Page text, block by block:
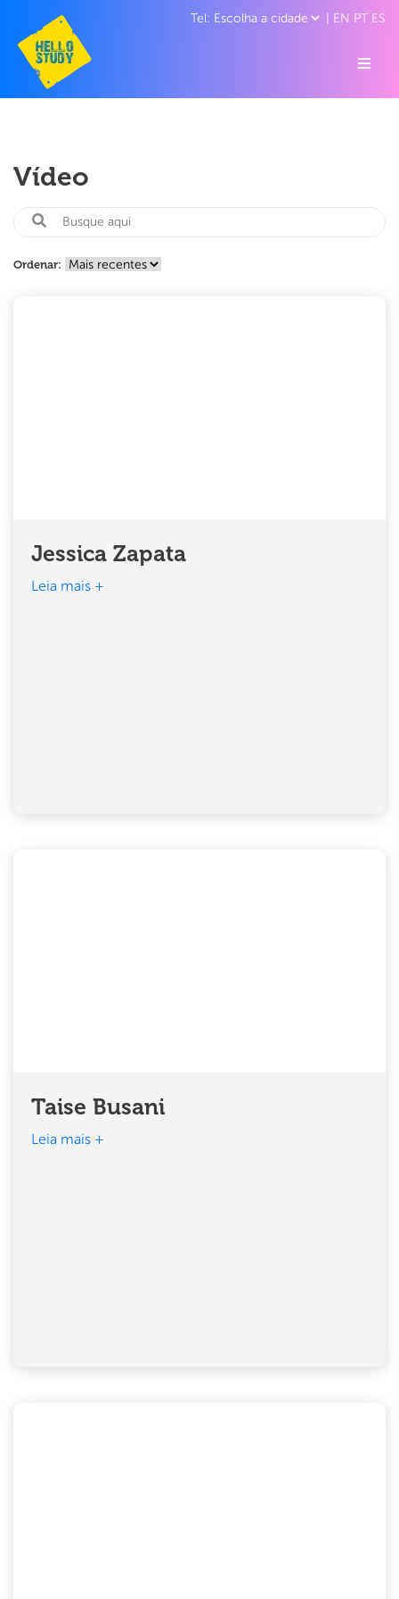
EN PT ES
Vídeo
Ordenar:
Jessica Zapata
Leia mais +
Taise Busani
Leia mais +